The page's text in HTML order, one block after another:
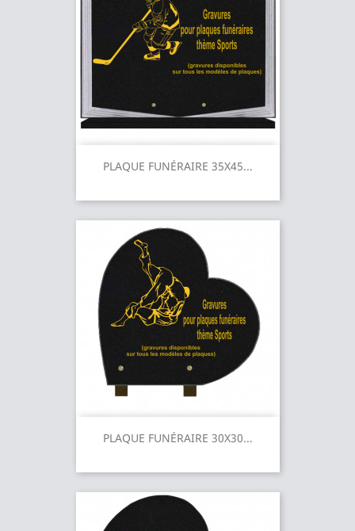
PLAQUE FUNÉRAIRE 35X45...
PLAQUE FUNÉRAIRE 30X30...